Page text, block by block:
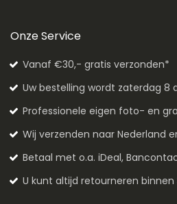
Onze Service
Vanaf €30,- gratis verzonden*
Uw bestelling wordt zaterdag 8
Professionele eigen foto- en
Wij verzenden naar Nederland
Betaal met o.a. iDeal,
U kunt altijd retourneren binnen